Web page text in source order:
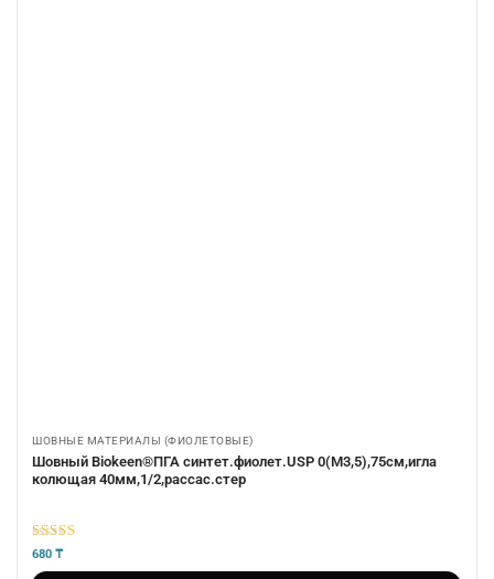
ШОВНЫЕ МАТЕРИАЛЫ (ФИОЛЕТОВЫЕ)
Шовный Biokeen®ПГА синтет.фиолет.USP 0(М3,5),75см,игла
колющая 40мм,1/2,рассас.стер
5из 5
680 ₸